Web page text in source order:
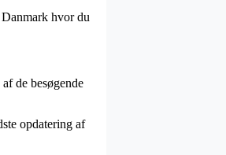
hvor du
de besøgende
opdatering af